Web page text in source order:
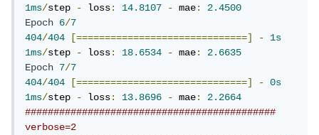
1ms/step - loss: 14.8107 - mae:
2.4500
Epoch
6/7
404/404 [==============================] -
1s
1ms/step - loss: 18.6534 - mae:
2.6635
Epoch
7/7
404/404 [==============================] -
0s
1ms/step - loss: 13.8696 - mae:
2.2664
############################################
verbose=2